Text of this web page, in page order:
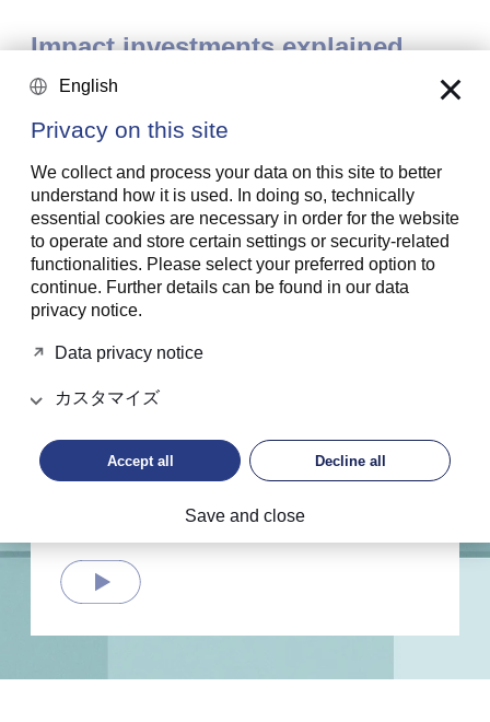
Impact investments explained
良いことを行うと同時にリターン
で紹介します
簡単なご紹介
Play
English
Privacy on this site
We collect and process your data on this site to better
understand how it is used. In doing so, technically
essential cookies are necessary in order for the website
to operate and store certain settings or security-related
functionalities. Please select your preferred option to
continue. Further details can be found in our data
privacy notice.
Data privacy notice
カスタマイズ
Accept all Decline all
Save and close